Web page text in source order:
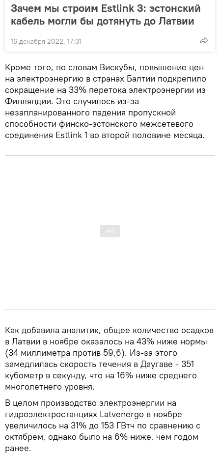
Зачем мы строим Estlink 3: эстонский
кабель могли бы дотянуть до Латвии
16 декабря 2022, 17:31
Кроме того, по словам Вискубы, повышение цен
на электроэнергию в странах Балтии подкрепило
сокращение на 33% перетока электроэнергии из
Финляндии. Это случилось из-за
незапланированного падения пропускной
способности финско-эстонского межсетевого
соединения Estlink 1 во второй половине месяца.
Как добавила аналитик, общее количество осадков
в Латвии в ноябре оказалось на 43% ниже нормы
(34 миллиметра против 59,6). Из-за этого
замедлилась скорость течения в Даугаве - 351
кубометр в секунду, что на 16% ниже среднего
многолетнего уровня.
В целом производство электроэнергии на
гидроэлектростанциях Latvenergo в ноябре
увеличилось на 31% до 153 ГВтч по сравнению с
октябрем, однако было на 6% ниже, чем годом
ранее.